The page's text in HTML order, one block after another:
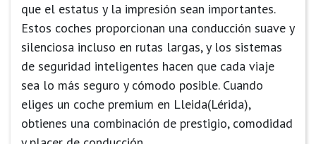
que el estatus y la impresión sean importantes.
Estos coches proporcionan una conducción suave y
silenciosa incluso en rutas largas, y los sistemas
de seguridad inteligentes hacen que cada viaje
sea lo más seguro y cómodo posible. Cuando
eliges un coche premium en Lleida(Lérida),
obtienes una combinación de prestigio, comodidad